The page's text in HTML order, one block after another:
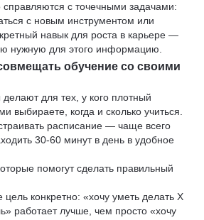
с точечными задачами:
с новым инструментом или
навык для роста в карьере —
нужную для этого информацию.
обучение со своими
для тех, у кого плотный
выбираете, когда и сколько учиться.
расписание — чаще всего
30-60 минут в день в удобное
помогут сделать правильный
конкретно: «хочу уметь делать X
работает лучше, чем просто «хочу